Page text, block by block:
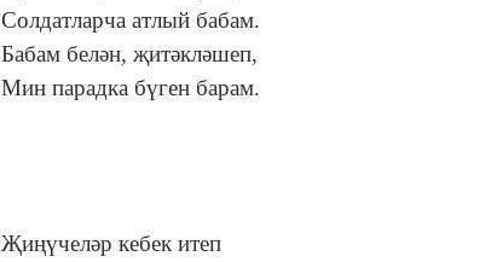
Солдатларча атлый бабам.
Бабам белән, җитәкләшеп,
Мин парадка бүген барам.
Җиңүчеләр кебек итеп